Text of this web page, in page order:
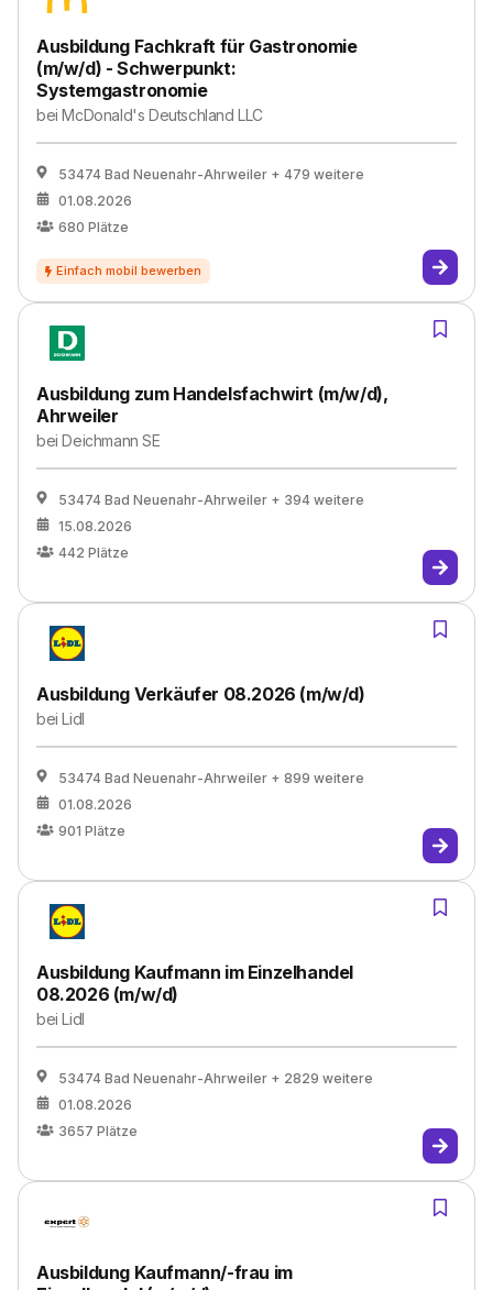
Ausbildung Fachkraft für Gastronomie
(m/w/d) - Schwerpunkt:
Systemgastronomie
beiMcDonald's Deutschland LLC
53474 Bad Neuenahr-Ahrweiler + 479 weitere
01.08.2026
680 Plätze
Ausbildung zum Handelsfachwirt (m/w/d),
Ahrweiler
beiDeichmann SE
53474 Bad Neuenahr-Ahrweiler + 394 weitere
15.08.2026
442 Plätze
Ausbildung Verkäufer 08.2026 (m/w/d)
beiLidl
53474 Bad Neuenahr-Ahrweiler + 899 weitere
01.08.2026
901 Plätze
Ausbildung Kaufmann im Einzelhandel
08.2026 (m/w/d)
beiLidl
53474 Bad Neuenahr-Ahrweiler + 2829 weitere
01.08.2026
3657 Plätze
Ausbildung Kaufmann/-frau im